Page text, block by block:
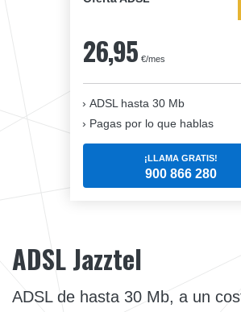
26,95 €/mes
ADSL hasta 30 Mb
Pagas por lo que hablas
¡LLAMA GRATIS!
900 866 280
ADSL Jazztel
ADSL de hasta 30 Mb, a un